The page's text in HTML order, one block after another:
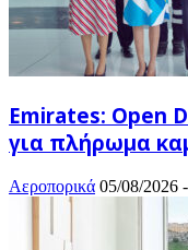
Emirates: Open
για πλήρωμα
Αεροπορικά 05/08/